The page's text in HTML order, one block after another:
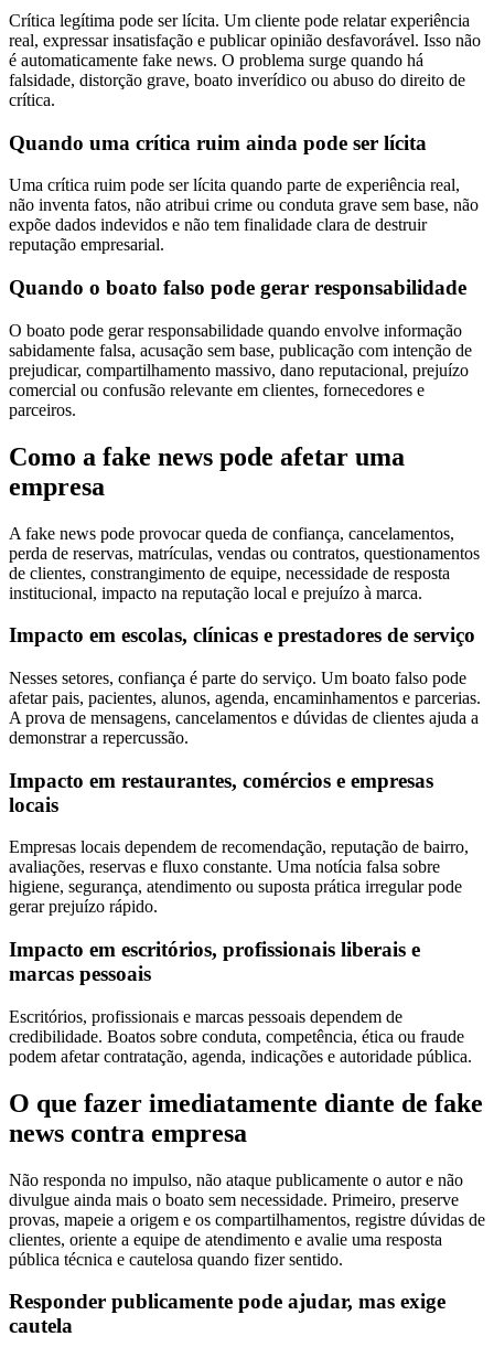
Crítica legítima pode ser lícita. Um cliente pode relatar experiência
real, expressar insatisfação e publicar opinião desfavorável. Isso não
é automaticamente fake news. O problema surge quando há
falsidade, distorção grave, boato inverídico ou abuso do direito de
crítica.
Quando uma crítica ruim ainda pode ser lícita
Uma crítica ruim pode ser lícita quando parte de experiência real,
não inventa fatos, não atribui crime ou conduta grave sem base, não
expõe dados indevidos e não tem finalidade clara de destruir
reputação empresarial.
Quando o boato falso pode gerar responsabilidade
O boato pode gerar responsabilidade quando envolve informação
sabidamente falsa, acusação sem base, publicação com intenção de
prejudicar, compartilhamento massivo, dano reputacional, prejuízo
comercial ou confusão relevante em clientes, fornecedores e
parceiros.
Como a fake news pode afetar uma
empresa
A fake news pode provocar queda de confiança, cancelamentos,
perda de reservas, matrículas, vendas ou contratos, questionamentos
de clientes, constrangimento de equipe, necessidade de resposta
institucional, impacto na reputação local e prejuízo à marca.
Impacto em escolas, clínicas e prestadores de serviço
Nesses setores, confiança é parte do serviço. Um boato falso pode
afetar pais, pacientes, alunos, agenda, encaminhamentos e parcerias.
A prova de mensagens, cancelamentos e dúvidas de clientes ajuda a
demonstrar a repercussão.
Impacto em restaurantes, comércios e empresas
locais
Empresas locais dependem de recomendação, reputação de bairro,
avaliações, reservas e fluxo constante. Uma notícia falsa sobre
higiene, segurança, atendimento ou suposta prática irregular pode
gerar prejuízo rápido.
Impacto em escritórios, profissionais liberais e
marcas pessoais
Escritórios, profissionais e marcas pessoais dependem de
credibilidade. Boatos sobre conduta, competência, ética ou fraude
podem afetar contratação, agenda, indicações e autoridade pública.
O que fazer imediatamente diante de fake
news contra empresa
Não responda no impulso, não ataque publicamente o autor e não
divulgue ainda mais o boato sem necessidade. Primeiro, preserve
provas, mapeie a origem e os compartilhamentos, registre dúvidas de
clientes, oriente a equipe de atendimento e avalie uma resposta
pública técnica e cautelosa quando fizer sentido.
Responder publicamente pode ajudar, mas exige
cautela